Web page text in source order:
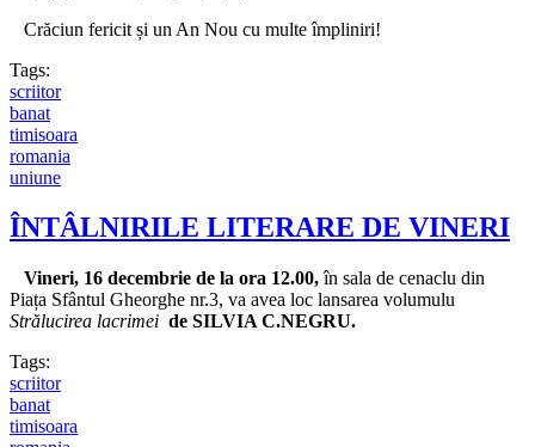
Crăciun fericit și un An Nou cu multe împliniri!
Tags:
scriitor
banat
timisoara
romania
uniune
ÎNTÂLNIRILE LITERARE DE VINERI
Vineri, 16 decembrie de la ora 12.00,în sala de cenaclu din
Piața Sfântul Gheorghe nr.3, va avea loc lansarea volumulu
Strălucirea lacrimei de SILVIA C.NEGRU.
Tags:
scriitor
banat
timisoara